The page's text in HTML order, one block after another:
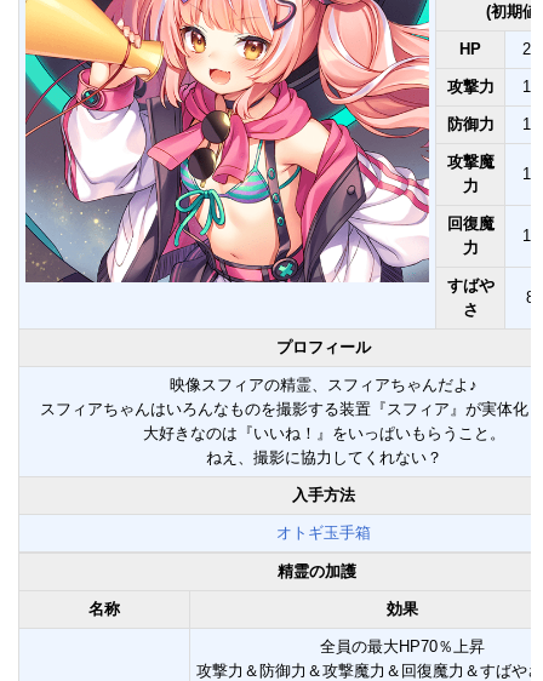
(初期値
HP
攻撃力
防御力
攻撃魔
力
回復魔
力
すばや
さ
プロフィール
映像スフィアの精霊、スフィアちゃんだよ♪
スフィアちゃんはいろんなものを撮影する装置『スフィア』が実体化
大好きなのは『いいね！』をいっぱいもらうこと。
ねえ、撮影に協力してくれない？
入手方法
オトギ玉手箱
精霊の加護
名称 効果
全員の最大HP70％上昇
攻撃力＆防御力＆攻撃魔力＆回復魔力＆すばや